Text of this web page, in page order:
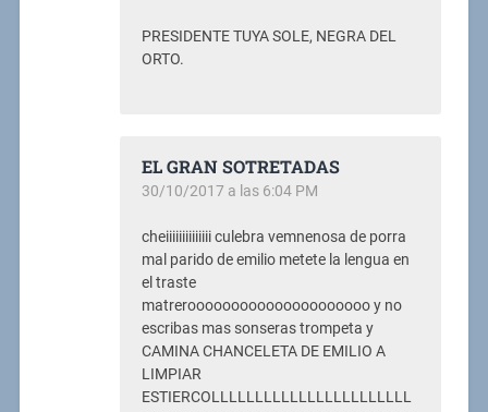
PRESIDENTE TUYA SOLE, NEGRA DEL
ORTO.
EL GRAN SOTRETADAS
30/10/2017 a las 6:04 PM
cheiiiiiiiiiiiiii culebra vemnenosa de porra
mal parido de emilio metete la lengua en
el traste
matrerooooooooooooooooooooo y no
escribas mas sonseras trompeta y
CAMINA CHANCELETA DE EMILIO A
LIMPIAR
ESTIERCOLLLLLLLLLLLLLLLLLLLLLLL